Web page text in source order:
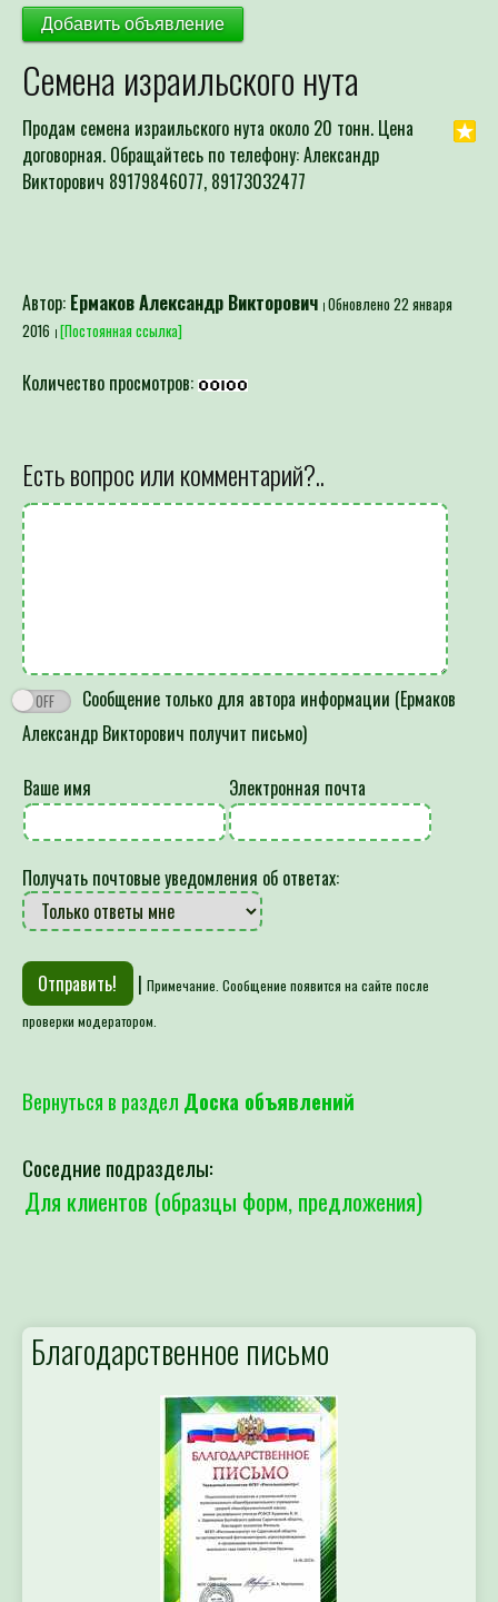
Добавить объявление
Семена израильского нута
Продам семена израильского нута около 20 тонн. Цена
договорная. Обращайтесь по телефону: Александр
Викторович 89179846077, 89173032477
Автор: Ермаков Александр Викторович Обновлено 22 января
2016 [Постоянная ссылка]
Количество просмотров:
Есть вопрос или комментарий?..
Сообщение только для автора информации (Ермаков
Александр Викторович получит письмо)
Ваше имя Электронная почта
Получать почтовые уведомления об ответах:
| Примечание. Сообщение появится на сайте после
проверки модератором.
Вернуться в раздел Доска объявлений
Соседние подразделы:
Для клиентов (образцы форм, предложения)
Благодарственное письмо